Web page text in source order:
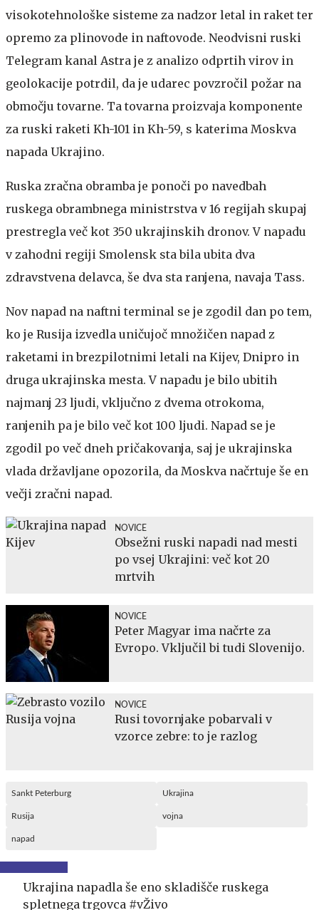
visokotehnološke sisteme za nadzor letal in raket ter
opremo za plinovode in naftovode. Neodvisni ruski
Telegram kanal Astra je z analizo odprtih virov in
geolokacije potrdil, da je udarec povzročil požar na
območju tovarne. Ta tovarna proizvaja komponente
za ruski raketi Kh-101 in Kh-59, s katerima Moskva
napada Ukrajino.
Ruska zračna obramba je ponoči po navedbah
ruskega obrambnega ministrstva v 16 regijah skupaj
prestregla več kot 350 ukrajinskih dronov. V napadu
v zahodni regiji Smolensk sta bila ubita dva
zdravstvena delavca, še dva sta ranjena, navaja Tass.
Nov napad na naftni terminal se je zgodil dan po tem,
ko je Rusija izvedla uničujoč množičen napad z
raketami in brezpilotnimi letali na Kijev, Dnipro in
druga ukrajinska mesta. V napadu je bilo ubitih
najmanj 23 ljudi, vključno z dvema otrokoma,
ranjenih pa je bilo več kot 100 ljudi. Napad se je
zgodil po več dneh pričakovanja, saj je ukrajinska
vlada državljane opozorila, da Moskva načrtuje še en
večji zračni napad.
NOVICE
Obsežni ruski napadi nad mesti
po vsej Ukrajini: več kot 20
mrtvih
NOVICE
Peter Magyar ima načrte za
Evropo. Vključil bi tudi Slovenijo.
NOVICE
Rusi tovornjake pobarvali v
vzorce zebre: to je razlog
Sankt Peterburg Ukrajina
Rusija vojna
napad
Ukrajina napadla še eno skladišče ruskega
spletnega trgovca #vŽivo